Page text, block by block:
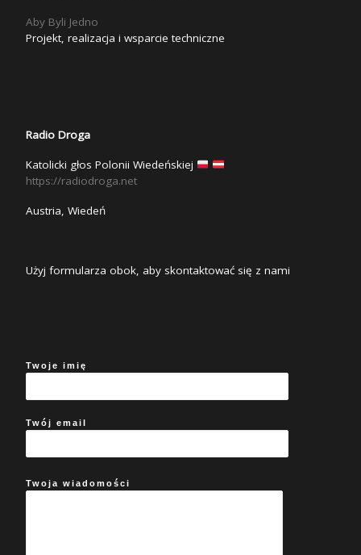
Aby Byli Jedno
Projekt, realizacja i wsparcie techniczne
Radio Droga
Katolicki głos Polonii Wiedeńskiej
https://radiodroga.net
Austria, Wiedeń
Użyj formularza obok, aby skontaktować się z nami
Twoje imię
Twój email
Twoja wiadomości